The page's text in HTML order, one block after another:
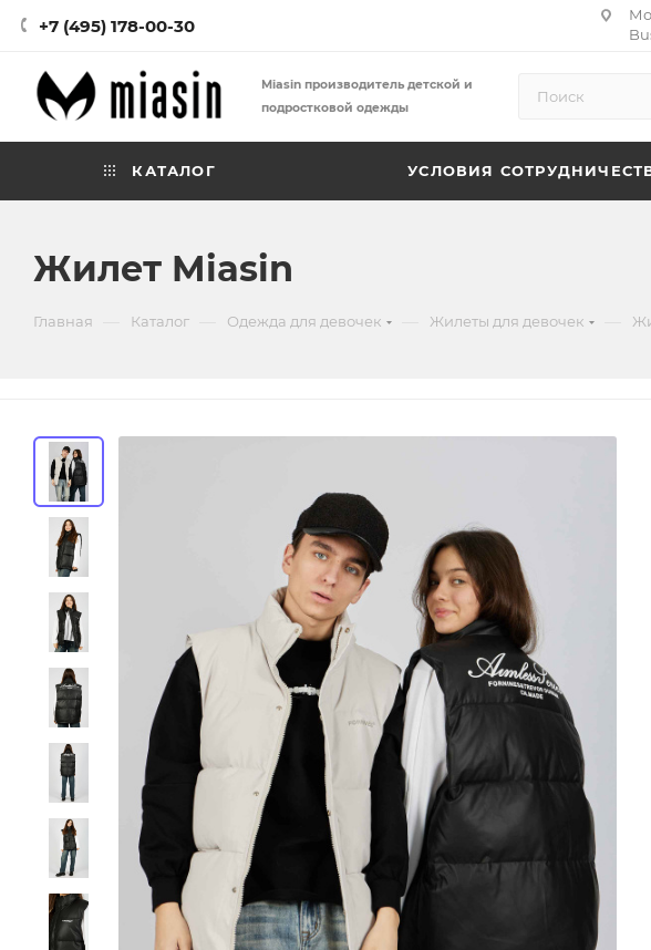
+7 (495) 178-00-30
Miasin производитель детской и
подростковой одежды
КАТАЛОГ УСЛОВИЯ
Жилет Miasin
Главная Каталог Одежда для девочек Жилеты для девочек